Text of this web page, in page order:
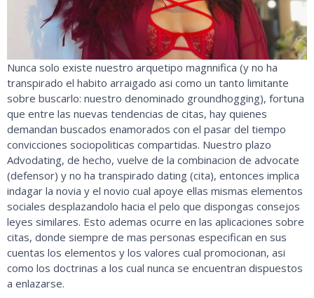
Nunca solo existe nuestro arquetipo magnnifica (y no ha
transpirado el habito arraigado asi como un tanto limitante
sobre buscarlo: nuestro denominado groundhogging), fortuna
que entre las nuevas tendencias de citas, hay quienes
demandan buscados enamorados con el pasar del tiempo
convicciones sociopoliticas compartidas. Nuestro plazo
Advodating, de hecho, vuelve de la combinacion de advocate
(defensor) y no ha transpirado dating (cita), entonces implica
indagar la novia y el novio cual apoye ellas mismas elementos
sociales desplazandolo hacia el pelo que dispongas consejos
leyes similares. Esto ademas ocurre en las aplicaciones sobre
citas, donde siempre de mas personas especifican en sus
cuentas los elementos y los valores cual promocionan, asi
como los doctrinas a los cual nunca se encuentran dispuestos
a enlazarse.